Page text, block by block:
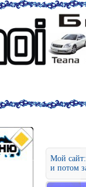
Мой
и потом